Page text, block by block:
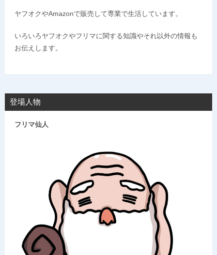
ヤフオクやAmazonで販売して専業で生活しています。
いろいろヤフオクやフリマに関する知識やそれ以外の情報も
お伝えします。
登場人物
フリマ仙人